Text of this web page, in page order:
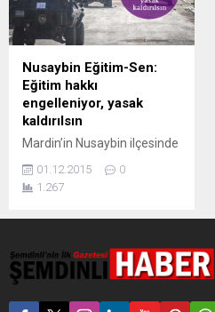
Nusaybin Eğitim-Sen:
Eğitim hakkı
engelleniyor, yasak
kaldırılsın
Mardin’in Nusaybin ilçesinde
Paşa, Fırat, Yenişehir ve
Dicle mahallelerinde 4’üncü
Sen Nusaybin
temsilciliğinden açıklama
geldi. Açıklamada,
çocukların eğitim
01.12.2015
0
1.267